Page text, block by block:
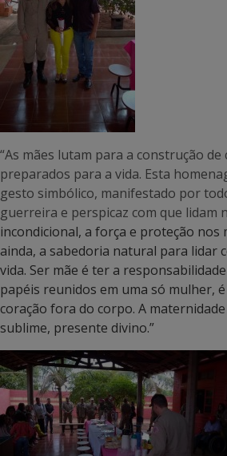
“As mães lutam para a construção
preparados para a vida. Esta
gesto simbólico, manifestado por
guerreira e perspicaz com que lidam
incondicional, a força e proteção nos
ainda, a sabedoria natural para lidar
vida. Ser mãe é ter a
papéis reunidos em uma só mulher,
coração fora do corpo. A
sublime, presente divino.”